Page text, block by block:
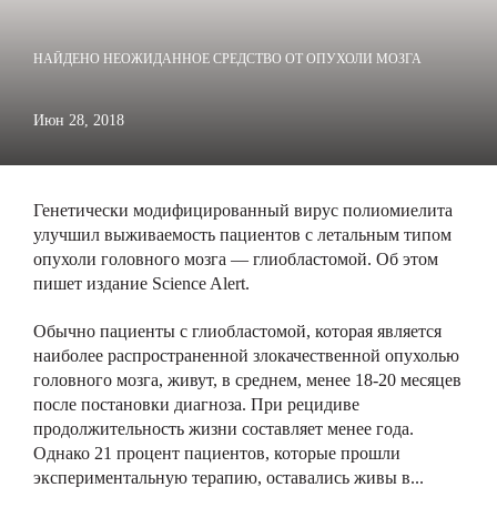
НАЙДЕНО НЕОЖИДАННОЕ СРЕДСТВО ОТ ОПУХОЛИ МОЗГА
Июн 28, 2018
Генетически модифицированный вирус полиомиелита
улучшил выживаемость пациентов с летальным типом
опухоли головного мозга — глиобластомой. Об этом
пишет издание Science Alert.
Обычно пациенты с глиобластомой, которая является
наиболее распространенной злокачественной опухолью
головного мозга, живут, в среднем, менее 18-20 месяцев
после постановки диагноза. При рецидиве
продолжительность жизни составляет менее года.
Однако 21 процент пациентов, которые прошли
экспериментальную терапию, оставались живы в...